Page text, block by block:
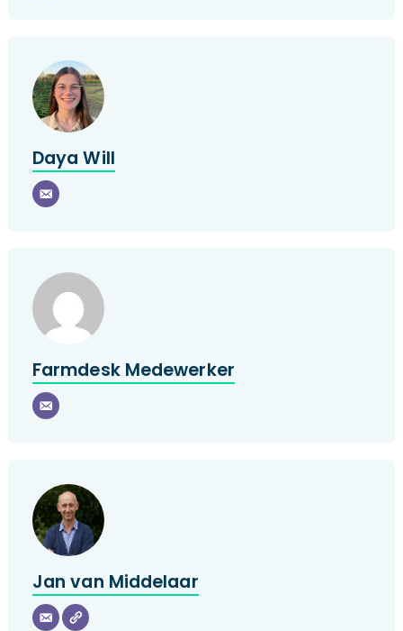
Daya Will
Farmdesk Medewerker
Jan van Middelaar